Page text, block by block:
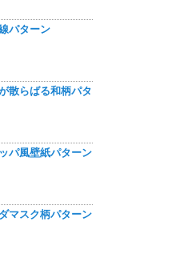
パターン
散らばる和柄パタ
パ風壁紙パターン
マスク柄パターン